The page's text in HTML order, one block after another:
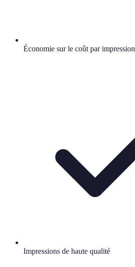
Économie sur le coût par impression
Impressions de haute qualité